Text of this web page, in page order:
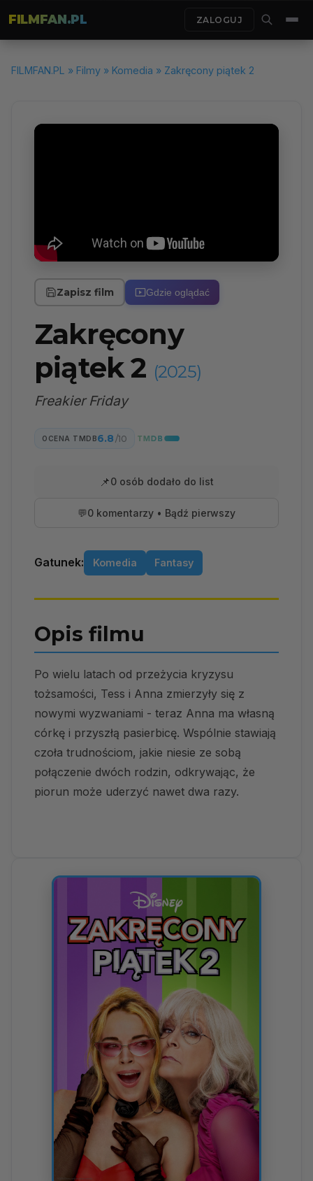
FILMFAN.PL ZALOGUJ
FILMFAN.PL » Filmy » Komedia » Zakręcony piątek 2
Zapisz film Gdzie oglądać
Zakręcony
piątek 2 (2025)
Freakier Friday
OCENA TMDB6.8 /10
📌0 osób dodało do list
💬0 komentarzy • Bądź pierwszy
Gatunek: Komedia Fantasy
Opis filmu
Po wielu latach od przeżycia kryzysu
tożsamości, Tess i Anna zmierzyły się z
nowymi wyzwaniami - teraz Anna ma własną
córkę i przyszłą pasierbicę. Wspólnie stawiają
czoła trudnościom, jakie niesie ze sobą
połączenie dwóch rodzin, odkrywając, że
piorun może uderzyć nawet dwa razy.